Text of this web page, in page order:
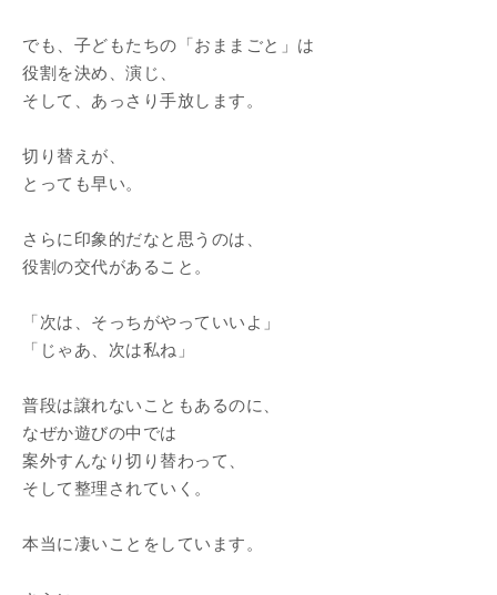
でも、子どもたちの「おままごと」は
役割を決め、演じ、
そして、あっさり手放します。
切り替えが、
とっても早い。
さらに印象的だなと思うのは、
役割の交代があること。
「次は、そっちがやっていいよ」
「じゃあ、次は私ね」
普段は譲れないこともあるのに、
なぜか遊びの中では
案外すんなり切り替わって、
そして整理されていく。
本当に凄いことをしています。